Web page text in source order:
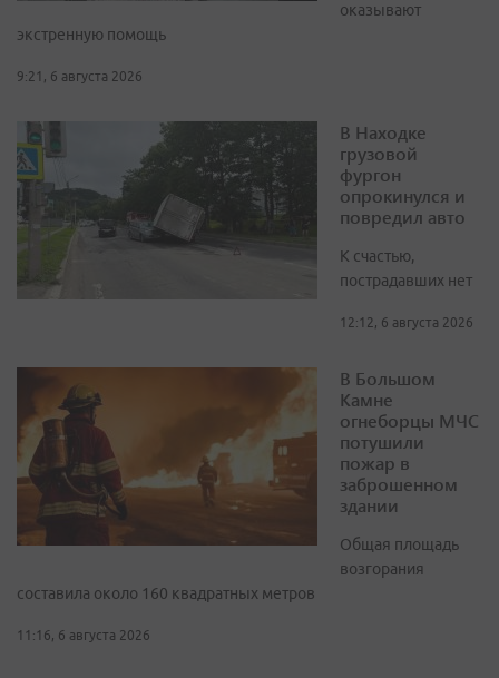
оказывают
экстренную помощь
9:21, 6 августа 2026
В Находке
грузовой
фургон
опрокинулся и
повредил авто
К счастью,
пострадавших нет
12:12, 6 августа 2026
В Большом
Камне
огнеборцы МЧС
потушили
пожар в
заброшенном
здании
Общая площадь
возгорания
составила около 160 квадратных метров
11:16, 6 августа 2026